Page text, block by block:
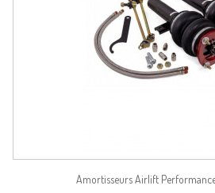
Amortisseurs Airlift